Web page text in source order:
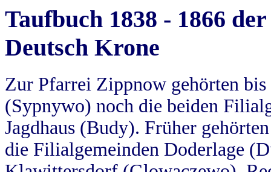
Taufbuch 1838 - 1866
Deutsch Krone
Zur Pfarrei Zippnow gehörten
(Sypnywo) noch die beiden
Jagdhaus (Budy). Früher
die Filialgemeinden Doderlage